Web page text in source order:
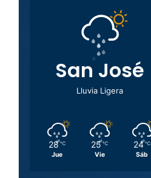
San José
Lluvia Ligera
28 ℃
Jue
25 ℃
Vie
24 ℃
Sáb